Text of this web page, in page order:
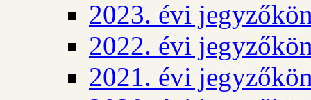
2023. évi
2022. évi
2021. évi